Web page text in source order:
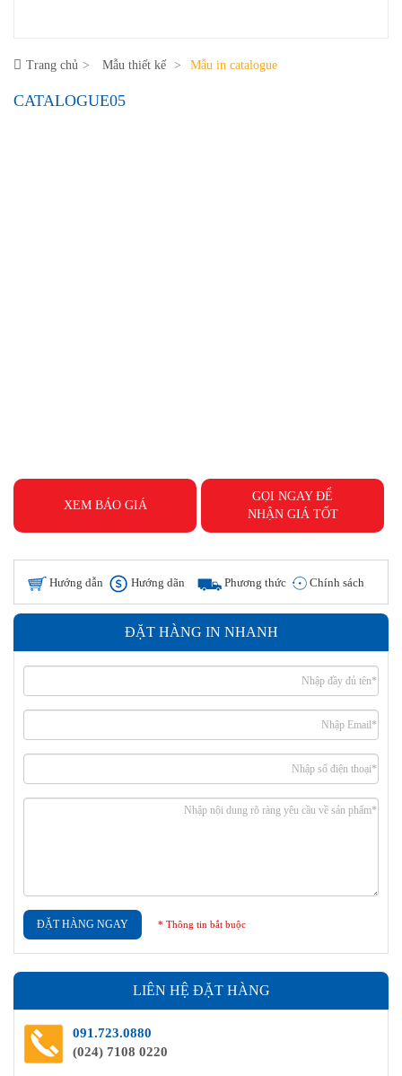
Trang chủ Mẫu thiết kế Mẫu in catalogue
CATALOGUE05
XEM BÁO GIÁ
GỌI NGAY ĐỂ
NHẬN GIÁ TỐT
Hướng dẫn Hướng dãn
thanh toán
Phương thức
giao hàng
Chính sách
ĐẶT HÀNG IN NHANH
ĐẶT HÀNG NGAY * Thông tin bắt buộc
LIÊN HỆ ĐẶT HÀNG
091.723.0880
(024) 7108 0220